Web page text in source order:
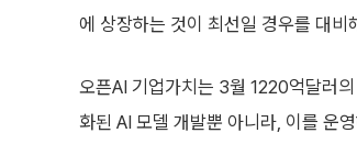
에 상장하는 것이 최선일 경우를 대
오픈AI 기업가치는 3월 1220억달러
화된 AI 모델 개발뿐 아니라, 이를 운